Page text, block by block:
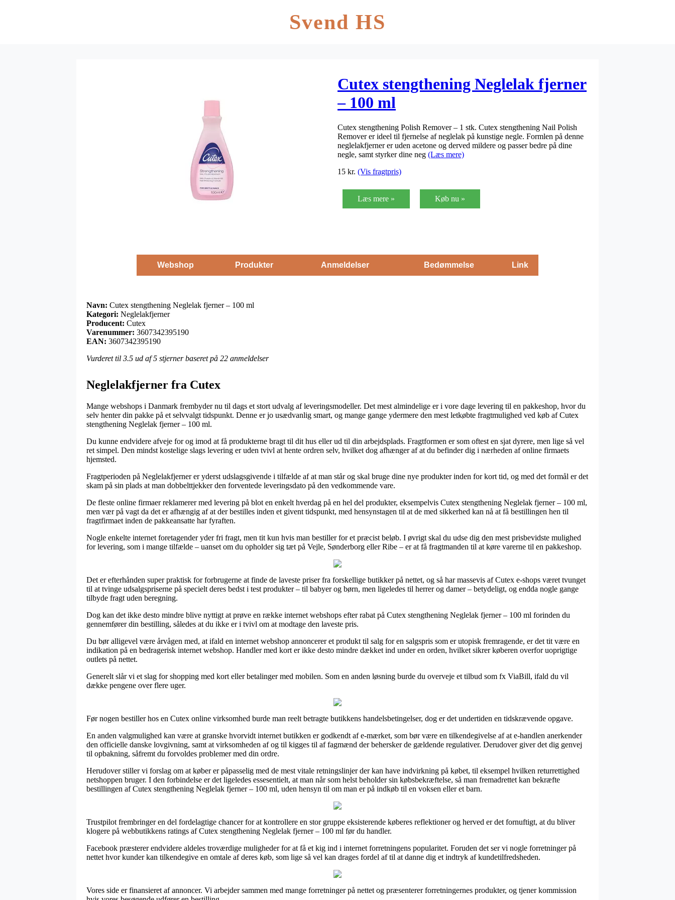
Svend HS
Cutex stengthening Neglelak fjerner
– 100 ml
Cutex stengthening Polish Remover – 1 stk. Cutex stengthening Nail Polish
Remover er ideel til fjernelse af neglelak på kunstige negle. Formlen på denne
neglelakfjerner er uden acetone og derved mildere og passer bedre på dine
negle, samt styrker dine neg (Læs mere)
15 kr. (Vis fragtpris)
Læs mere » Køb nu »
Webshop Produkter Anmeldelser Bedømmelse Link
Navn: Cutex stengthening Neglelak fjerner – 100 ml
Kategori: Neglelakfjerner
Producent: Cutex
Varenummer: 3607342395190
EAN: 3607342395190
Vurderet til 3.5 ud af 5 stjerner baseret på 22 anmeldelser
Neglelakfjerner fra Cutex
Mange webshops i Danmark frembyder nu til dags et stort udvalg af leveringsmodeller. Det mest almindelige er i vore dage levering til en pakkeshop, hvor du
selv henter din pakke på et selvvalgt tidspunkt. Denne er jo usædvanlig smart, og mange gange ydermere den mest letkøbte fragtmulighed ved køb af Cutex
stengthening Neglelak fjerner – 100 ml.
Du kunne endvidere afveje for og imod at få produkterne bragt til dit hus eller ud til din arbejdsplads. Fragtformen er som oftest en sjat dyrere, men lige så vel
ret simpel. Den mindst kostelige slags levering er uden tvivl at hente ordren selv, hvilket dog afhænger af at du befinder dig i nærheden af online firmaets
hjemsted.
Fragtperioden på Neglelakfjerner er yderst udslagsgivende i tilfælde af at man står og skal bruge dine nye produkter inden for kort tid, og med det formål er det
skam på sin plads at man dobbelttjekker den forventede leveringsdato på den vedkommende vare.
De fleste online firmaer reklamerer med levering på blot en enkelt hverdag på en hel del produkter, eksempelvis Cutex stengthening Neglelak fjerner – 100 ml,
men vær på vagt da det er afhængig af at der bestilles inden et givent tidspunkt, med hensynstagen til at de med sikkerhed kan nå at få bestillingen hen til
fragtfirmaet inden de pakkeansatte har fyraften.
Nogle enkelte internet foretagender yder fri fragt, men tit kun hvis man bestiller for et præcist beløb. I øvrigt skal du udse dig den mest prisbevidste mulighed
for levering, som i mange tilfælde – uanset om du opholder sig tæt på Vejle, Sønderborg eller Ribe – er at få fragtmanden til at køre varerne til en pakkeshop.
Det er efterhånden super praktisk for forbrugerne at finde de laveste priser fra forskellige butikker på nettet, og så har massevis af Cutex e-shops været tvunget
til at tvinge udsalgspriserne på specielt deres bedst i test produkter – til babyer og børn, men ligeledes til herrer og damer – betydeligt, og endda nogle gange
tilbyde fragt uden beregning.
Dog kan det ikke desto mindre blive nyttigt at prøve en række internet webshops efter rabat på Cutex stengthening Neglelak fjerner – 100 ml forinden du
gennemfører din bestilling, således at du ikke er i tvivl om at modtage den laveste pris.
Du bør alligevel være årvågen med, at ifald en internet webshop annoncerer et produkt til salg for en salgspris som er utopisk fremragende, er det tit være en
indikation på en bedragerisk internet webshop. Handler med kort er ikke desto mindre dækket ind under en orden, hvilket sikrer køberen overfor uoprigtige
outlets på nettet.
Generelt slår vi et slag for shopping med kort eller betalinger med mobilen. Som en anden løsning burde du overveje et tilbud som fx ViaBill, ifald du vil
dække pengene over flere uger.
Før nogen bestiller hos en Cutex online virksomhed burde man reelt betragte butikkens handelsbetingelser, dog er det undertiden en tidskrævende opgave.
En anden valgmulighed kan være at granske hvorvidt internet butikken er godkendt af e-mærket, som bør være en tilkendegivelse af at e-handlen anerkender
den officielle danske lovgivning, samt at virksomheden af og til kigges til af fagmænd der behersker de gældende regulativer. Derudover giver det dig genvej
til opbakning, såfremt du forvoldes problemer med din ordre.
Herudover stiller vi forslag om at køber er påpasselig med de mest vitale retningslinjer der kan have indvirkning på købet, til eksempel hvilken returrettighed
netshoppen bruger. I den forbindelse er det ligeledes essesentielt, at man når som helst beholder sin købsbekræftelse, så man fremadrettet kan bekræfte
bestillingen af Cutex stengthening Neglelak fjerner – 100 ml, uden hensyn til om man er på indkøb til en voksen eller et barn.
Trustpilot frembringer en del fordelagtige chancer for at kontrollere en stor gruppe eksisterende køberes reflektioner og herved er det fornuftigt, at du bliver
klogere på webbutikkens ratings af Cutex stengthening Neglelak fjerner – 100 ml før du handler.
Facebook præsterer endvidere aldeles troværdige muligheder for at få et kig ind i internet forretningens popularitet. Foruden det ser vi nogle forretninger på
nettet hvor kunder kan tilkendegive en omtale af deres køb, som lige så vel kan drages fordel af til at danne dig et indtryk af kundetilfredsheden.
Vores side er finansieret af annoncer. Vi arbejder sammen med mange forretninger på nettet og præsenterer forretningernes produkter, og tjener kommission